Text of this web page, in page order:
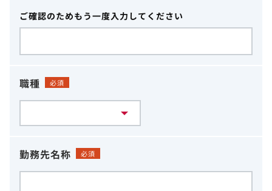
ご確認のためもう一度入力してください
職種 必須
勤務先名称 必須